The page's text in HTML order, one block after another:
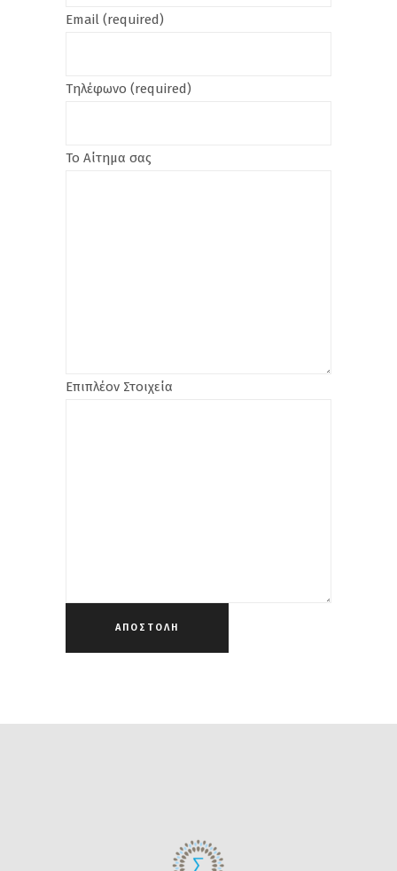
Email (required)
Τηλέφωνο (required)
Το Αίτημα σας
Επιπλέον Στοιχεία